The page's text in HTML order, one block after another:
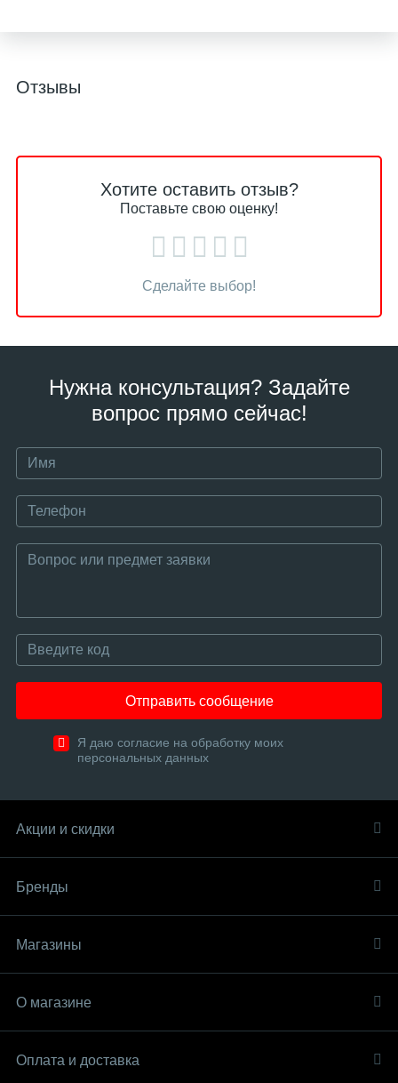
Отзывы
Хотите оставить отзыв?
Поставьте свою оценку!
Сделайте выбор!
Нужна консультация? Задайте
вопрос прямо сейчас!
Отправить сообщение
Я даю согласие на обработку моих
персональных данных
Акции и скидки
Бренды
Магазины
О магазине
Оплата и доставка